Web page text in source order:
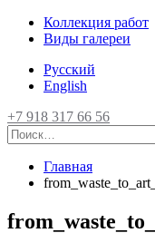
Коллекция работ
Виды галереи
Русский
English
+7 918 317 66 56
Главная